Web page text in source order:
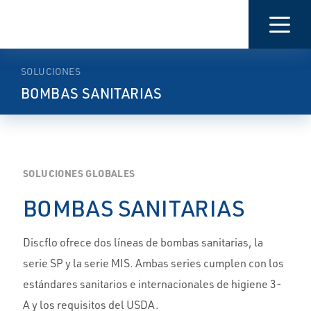
INFORMACIÓN
SOLUCIONES
BOMBAS SANITARIAS
SOLUCIONES GLOBALES
BOMBAS SANITARIAS
Discflo ofrece dos líneas de bombas sanitarias, la
serie SP y la serie MIS. Ambas series cumplen con los
estándares sanitarios e internacionales de higiene 3-
A y los requisitos del USDA.